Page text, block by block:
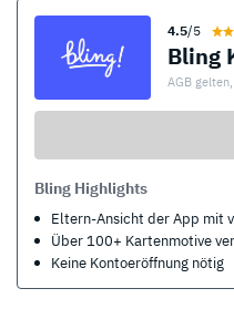
4.5/5
Bling
AGB
Bling Highlights
Eltern-Ansicht der App mit
Über 100+ Kartenmotive
Keine Kontoeröffnung nötig